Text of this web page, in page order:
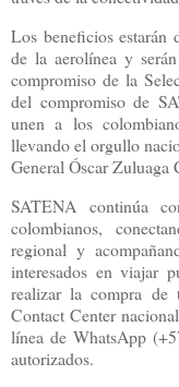
Los beneficios estarán
de la aerolínea y
compromiso de la
del compromiso de
unen a los
llevando el orgullo
General Óscar Zuluaga
SATENA continúa
colombianos,
regional y
interesados en viajar
realizar la compra de
Contact Center
línea de WhatsApp
autorizados.